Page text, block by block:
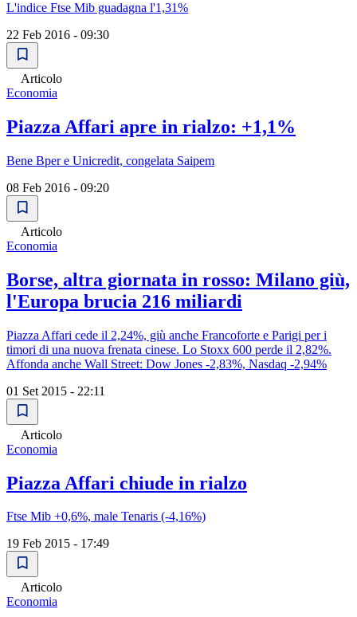
L'indice Ftse Mib guadagna l'1,31%
22 Feb 2016 - 09:30
Articolo
Economia
Piazza Affari apre in rialzo: +1,1%
Bene Bper e Unicredit, congelata Saipem
08 Feb 2016 - 09:20
Articolo
Economia
Borse, altra giornata in rosso: Milano giù,
l'Europa brucia 216 miliardi
Piazza Affari cede il 2,24%, giù anche Francoforte e Parigi per i
timori di una nuova frenata cinese. Lo Stoxx 600 perde il 2,82%.
Affonda anche Wall Street: Dow Jones -2,83%, Nasdaq -2,94%
01 Set 2015 - 22:11
Articolo
Economia
Piazza Affari chiude in rialzo
Ftse Mib +0,6%, male Tenaris (-4,16%)
19 Feb 2015 - 17:49
Articolo
Economia